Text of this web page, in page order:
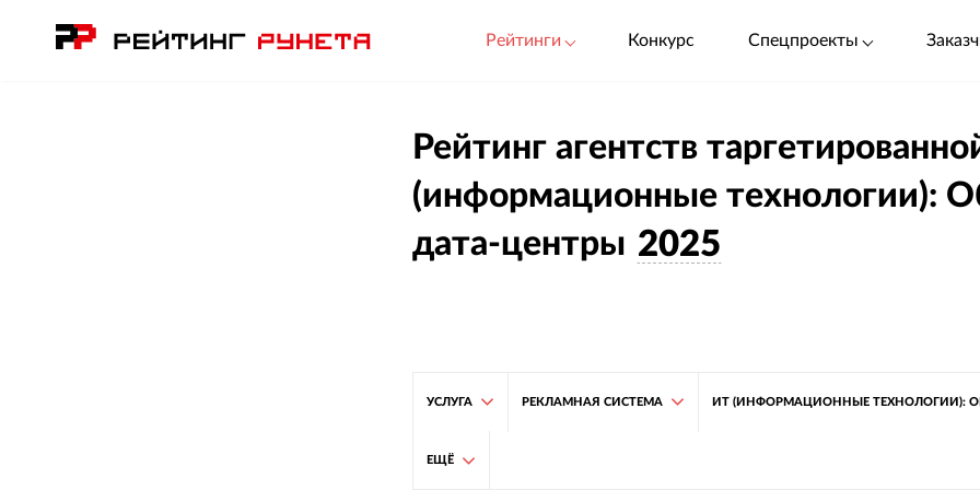
Рейтинги Конкурс Спецпроекты
Рейтинг агентств
(информационные технологии):
дата-центры 2025
УСЛУГА РЕКЛАМНАЯ СИСТЕМА ИТ (ИНФОРМАЦИОННЫЕ ТЕХНОЛОГИИ):
ЕЩЁ